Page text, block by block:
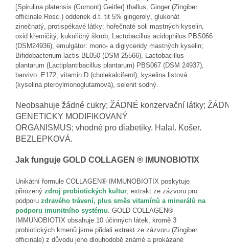
[Spirulina platensis (Gomont) Geitler] thallus, Ginger (Zingiber
officinale Rosc.) oddenek d.t. tit 5% gingerol y, glukonát
zinečnatý, protispékavé látky: hořečnaté soli mastných kyselin,
oxid křemičitý; kukuřičný škrob; Lactobacillus acidophilus PBS066
(DSM24936), emulgátor: mono- a diglyceridy mastných kyselin;
Bifidobacterium lactis BL050 (DSM 25566), Lactobacillus
plantarum (Lactiplantibacillus plantarum) PBS067 (DSM 24937),
barvivo: E172; vitamin D (cholekalciferol), kyselina listová
(kyselina pteroylmonoglutamová), selenit sodný.
Neobsahuje žádné cukry; ŽÁDNÉ konzervační látky;
GENETICKY MODIFIKOVANÝ
ORGANISMUS; vhodné pro diabetiky. Halal. Košer.
BEZLEPKOVÁ.
Jak funguje GOLD COLLAGEN ® IMUNOBIOTIX
Unikátní formul e COLLAGEN® IMMUNOBIOTIX poskytuje
přirozený zdroj probiotických kultur, extrakt ze zázvoru pro
podporu zdravého trávení, plus směs vitamínů a minerálů na
podporu imunitního systému. GOLD COLLAGEN®
IMMUNOBIOTIX obsahuje 10 účinných látek, kromě 3
probiotických kmenů jsme přidali extrakt ze zázvoru (Zingiber
officinale) z důvodu jeho dlouhodobě známé a prokázané